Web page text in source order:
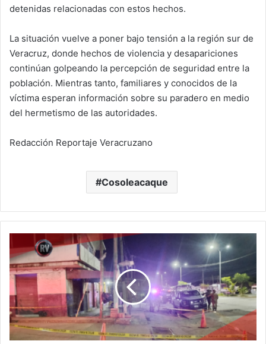
detenidas relacionadas con estos hechos.
La situación vuelve a poner bajo tensión a la región sur de
Veracruz, donde hechos de violencia y desapariciones
continúan golpeando la percepción de seguridad entre la
población. Mientras tanto, familiares y conocidos de la
víctima esperan información sobre su paradero en medio
del hermetismo de las autoridades.
Redacción Reportaje Veracruzano
Cosoleacaque
de
terror
en
Plan
de
Ayala:
comando
irrumpe